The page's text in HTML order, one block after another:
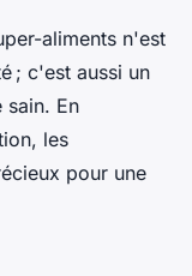
aliments n'est
; c'est aussi un
sain. En
les
pour une